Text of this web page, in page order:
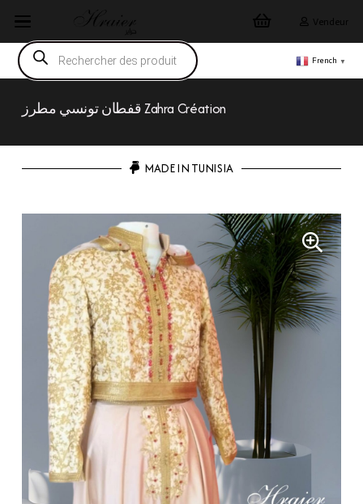
Vendeur
Recherche
de
produits
French ▼
قفطان تونسي مطرز Zahra Création
MADE IN TUNISIA